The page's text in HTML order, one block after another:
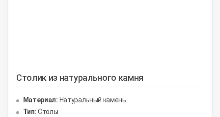
Столик из натурального камня
Материал: Натуральный камень
Тип:Столы